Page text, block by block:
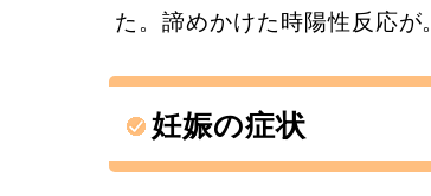
た。諦めかけた時陽性反応が。
妊娠の症状